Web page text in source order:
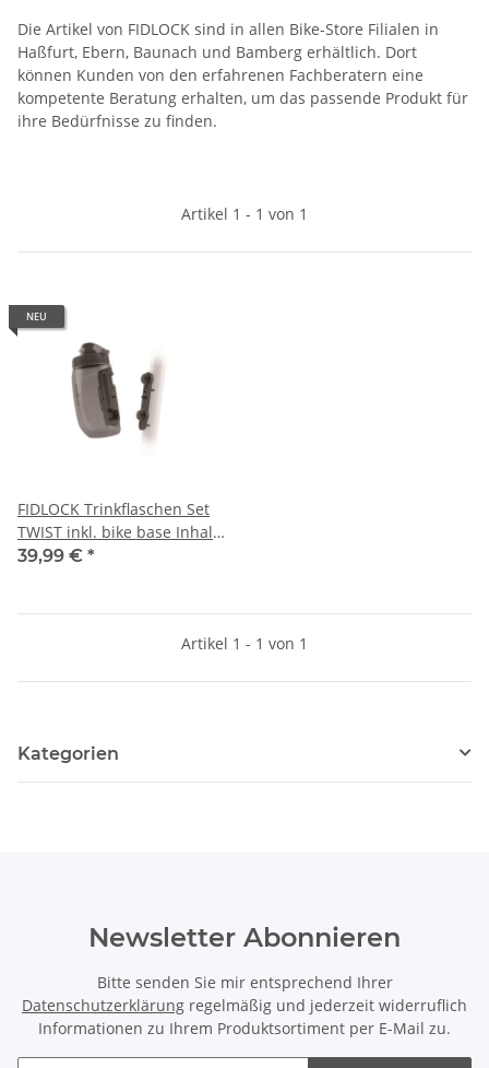
Die Artikel von FIDLOCK sind in allen Bike-Store Filialen in
Haßfurt, Ebern, Baunach und Bamberg erhältlich. Dort
können Kunden von den erfahrenen Fachberatern eine
kompetente Beratung erhalten, um das passende Produkt für
ihre Bedürfnisse zu finden.
Artikel 1 - 1 von 1
NEU
FIDLOCK Trinkflaschen Set
TWIST inkl. bike base Inhalt:
450 ml | transparent
39,99 € *
Artikel 1 - 1 von 1
Kategorien
Newsletter Abonnieren
Bitte senden Sie mir entsprechend Ihrer
Datenschutzerklärung regelmäßig und jederzeit widerruflich
Informationen zu Ihrem Produktsortiment per E-Mail zu.